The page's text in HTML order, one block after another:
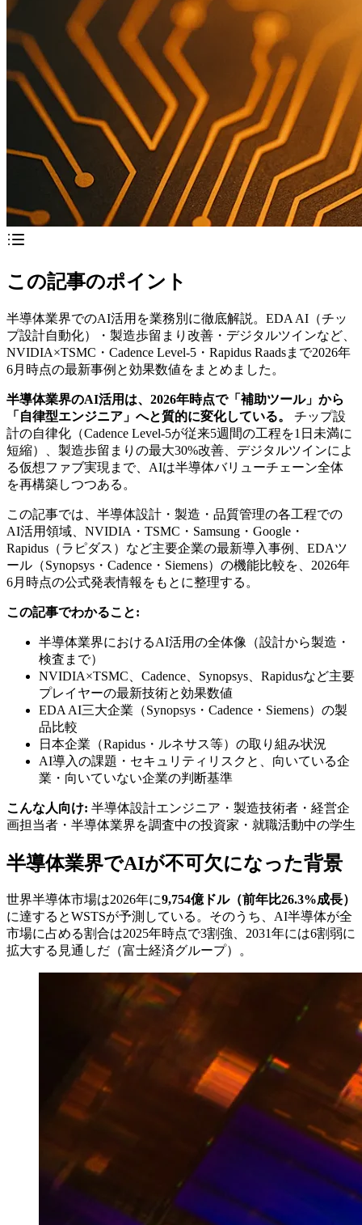
この記事のポイント
半導体業界でのAI活用を業務別に徹底解説。EDA AI（チッ
プ設計自動化）・製造歩留まり改善・デジタルツインなど、
NVIDIA×TSMC・Cadence Level-5・Rapidus Raadsまで2026年
6月時点の最新事例と効果数値をまとめました。
半導体業界のAI活用は、2026年時点で「補助ツール」から
「自律型エンジニア」へと質的に変化している。
チップ設
計の自律化（Cadence Level-5が従来5週間の工程を1日未満に
短縮）、製造歩留まりの最大30%改善、デジタルツインによ
る仮想ファブ実現まで、AIは半導体バリューチェーン全体
を再構築しつつある。
この記事では、半導体設計・製造・品質管理の各工程での
AI活用領域、NVIDIA・TSMC・Samsung・Google・
Rapidus（ラピダス）など主要企業の最新導入事例、EDAツ
ール（Synopsys・Cadence・Siemens）の機能比較を、2026年
6月時点の公式発表情報をもとに整理する。
この記事でわかること:
半導体業界におけるAI活用の全体像（設計から製造・
検査まで）
NVIDIA×TSMC、Cadence、Synopsys、Rapidusなど主要
プレイヤーの最新技術と効果数値
EDA AI三大企業（Synopsys・Cadence・Siemens）の製
品比較
日本企業（Rapidus・ルネサス等）の取り組み状況
AI導入の課題・セキュリティリスクと、向いている企
業・向いていない企業の判断基準
こんな人向け: 半導体設計エンジニア・製造技術者・経営企
画担当者・半導体業界を調査中の投資家・就職活動中の学生
半導体業界でAIが不可欠になった背景
世界半導体市場は2026年に9,754億ドル（前年比26.3%成長）
に達するとWSTSが予測している。そのうち、AI半導体が全
市場に占める割合は2025年時点で3割強、2031年には6割弱に
拡大する見通しだ（富士経済グループ）。